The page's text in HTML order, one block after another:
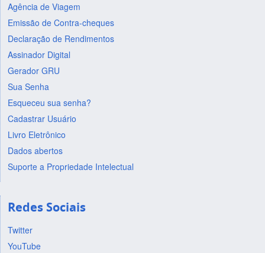
Agência de Viagem
Emissão de Contra-cheques
Declaração de Rendimentos
Assinador Digital
Gerador GRU
Sua Senha
Esqueceu sua senha?
Cadastrar Usuário
Livro Eletrônico
Dados abertos
Suporte a Propriedade Intelectual
Redes Sociais
Twitter
YouTube